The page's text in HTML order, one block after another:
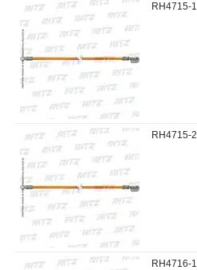
RH4715-1
RH4715-2
RH4716-1